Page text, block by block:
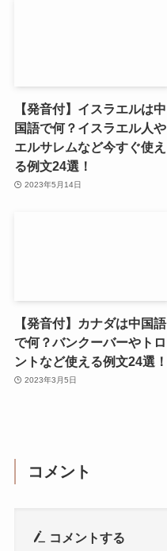
【発音付】イスラエルは中
国語で何？イスラエル人や
エルサレムなど今すぐ使え
る例文24選！
2023年5月14日
【発音付】カナダは中国語
で何？バンクーバーやトロ
ントなど使える例文24選！
2023年3月5日
コメント
コメントする